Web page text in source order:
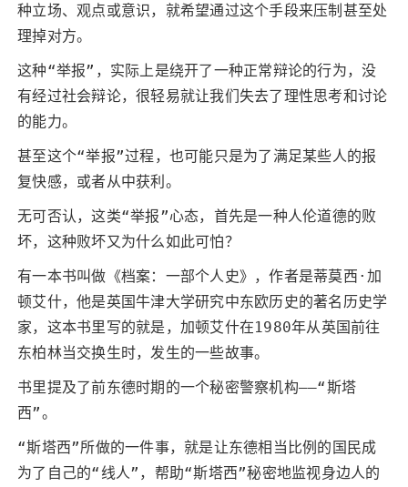
种立场、观点或意识，就希望通过这个手段来压制甚至处
理掉对方。
这种“举报”，实际上是绕开了一种正常辩论的行为，没
有经过社会辩论，很轻易就让我们失去了理性思考和讨论
的能力。
甚至这个“举报”过程，也可能只是为了满足某些人的报
复快感，或者从中获利。
无可否认，这类“举报”心态，首先是一种人伦道德的败
坏，这种败坏又为什么如此可怕？
有一本书叫做《档案：一部个人史》，作者是蒂莫西·加
顿艾什，他是英国牛津大学研究中东欧历史的著名历史学
家，这本书里写的就是，加顿艾什在1980年从英国前往
东柏林当交换生时，发生的一些故事。
书里提及了前东德时期的一个秘密警察机构——“斯塔
西”。
“斯塔西”所做的一件事，就是让东德相当比例的国民成
为了自己的“线人”，帮助“斯塔西”秘密地监视身边人的